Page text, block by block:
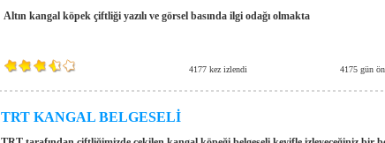
Altın kangal köpek çiftliği yazılı ve görsel basında ilgi odağı olmakta
4177 kez izlendi 4175 gün
TRT KANGAL BELGESELİ